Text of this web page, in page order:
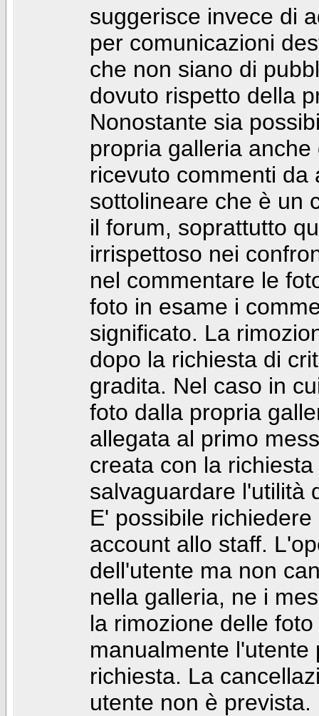
suggerisce invece di
per comunicazioni
che non siano di
dovuto rispetto della
Nonostante sia
propria galleria
ricevuto commenti da
sottolineare che è un
il forum, soprattutto
irrispettoso nei
nel commentare le
foto in esame i
significato. La
dopo la richiesta di
gradita. Nel caso in
foto dalla propria
allegata al primo
creata con la
salvaguardare l'utilità
E' possibile
account allo staff.
dell'utente ma non
nella galleria, ne i
la rimozione delle
manualmente
richiesta. La
utente non è prevista.